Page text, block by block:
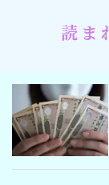
読ま